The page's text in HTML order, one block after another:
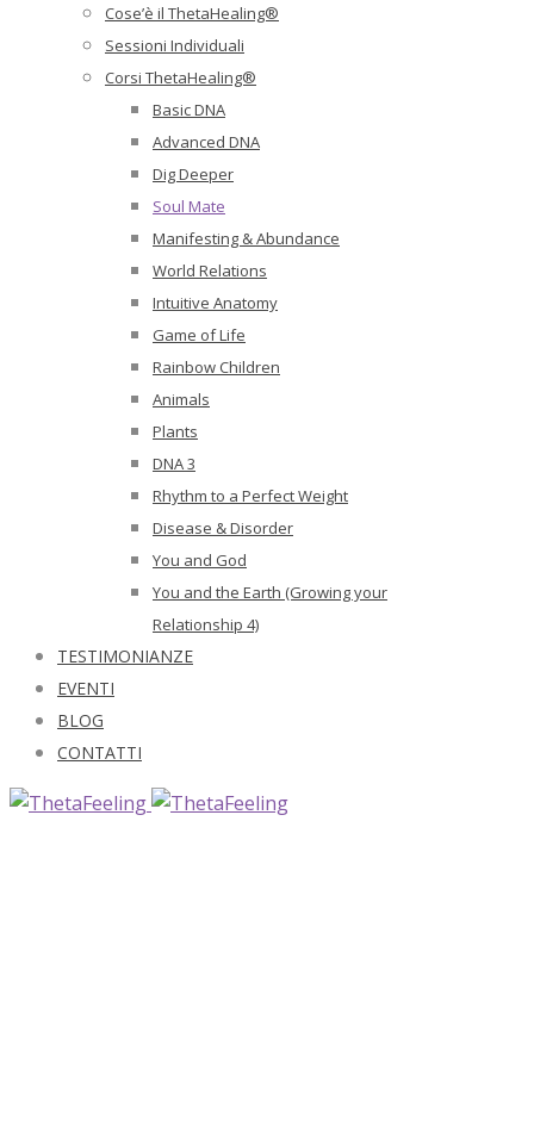
Cose’è il ThetaHealing®
Sessioni Individuali
Corsi ThetaHealing®
Basic DNA
Advanced DNA
Dig Deeper
Soul Mate
Manifesting & Abundance
World Relations
Intuitive Anatomy
Game of Life
Rainbow Children
Animals
Plants
DNA 3
Rhythm to a Perfect Weight
Disease & Disorder
You and God
You and the Earth (Growing your
Relationship 4)
TESTIMONIANZE
EVENTI
BLOG
CONTATTI